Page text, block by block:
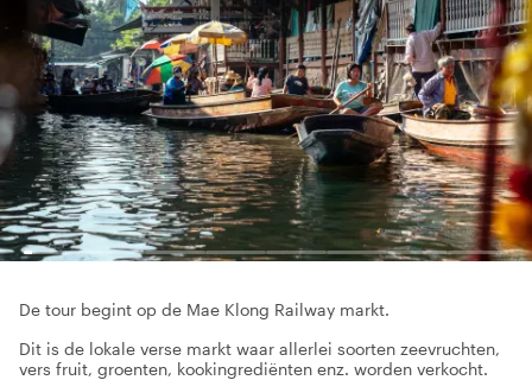
De tour begint op de Mae Klong Railway markt.
Dit is de lokale verse markt waar allerlei soorten zeevruchten,
vers fruit, groenten, kookingrediënten enz. worden verkocht.